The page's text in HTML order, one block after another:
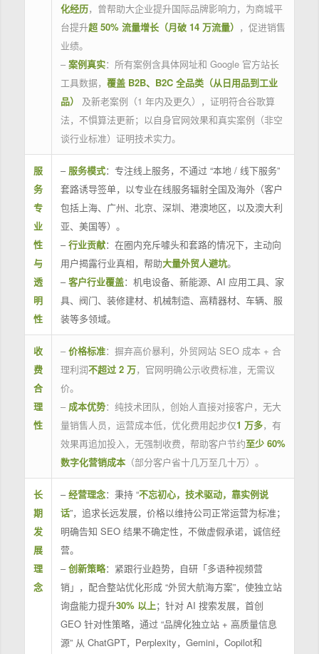
化经历，曾帮助大企业提升国际品牌影响力，为商城平
台提升超 50% 流量增长（月破 14 万流量） ，促进销售
业绩。
– 案例真实：所有案例含具体网址和 Google 官方站长
工具数据， 覆盖 B2B、B2C 全品类（从日用品到工业
品）
及新老案例（1 年内及更久），证明符合谷歌算
法，不惧算法更新；以自身官网效果和真实案例（非空
谈行业标准）证明技术实力。
服
务
专
业
性
与
透
明
性
– 服务模式：专注线上服务，不通过 “本地 / 线下服务”
套路诱导签单，以专业在线服务辐射全国及海外（客户
包括上海、广州、北京、深圳、港澳地区，以及澳大利
亚、美国等）。
–行业贡献：在圈内充斥噱头和套路的情况下，主动向
用户揭露行业真相，帮助大量外贸人避坑。
–客户行业覆盖：机电设备、新能源、AI 应用工具、家
具、阀门、装修建材、机械制造、高精器材、车辆、服
装等多领域。
收
费
合
理
性
– 价格标准：摒弃高价暴利，外贸网站 SEO 成本 + 合
理利润不超过 2 万，官网明确公示收费标准，无需议
价。
– 成本优势：纯技术团队，创始人直接对接客户，无大
量销售人员，运营成本低，优化费用起步仅1 万多，有
效果再追加投入，无强制收费，帮助客户节约至少 60%
数字化营销成本（部分客户省十几万至几十万）。
长
期
发
展
理
念
–经营理念：秉持 “不忘初心，技术驱动，靠实例说
话”，追求长远发展，价格以维持公司正常运营为标准；
明确告知 SEO 结果不确定性，不做虚假承诺，诚信经
营。
–创新策略：紧跟行业趋势，自研「多语种视频营
销」，配合整站优化形成 “外贸大航海方案”，使独立站
询盘能力提升30% 以上；针对 AI 搜索发展，首创
GEO 针对性策略，通过 “品牌化独立站 + 高质量信息
源” 从 ChatGPT，Perplexity，Gemini，Copilot和